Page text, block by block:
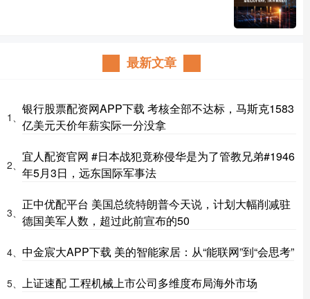
最新文章
1、
银行股票配资网APP下载 考核全部不达标，马斯克1583
亿美元天价年薪实际一分没拿
2、
宜人配资官网 #日本战犯竟称侵华是为了管教兄弟#1946
年5月3日，远东国际军事法
3、
正中优配平台 美国总统特朗普今天说，计划大幅削减驻
德国美军人数，超过此前宣布的50
4、 中金宸大APP下载 美的智能家居：从“能联网”到“会思考”
5、 上证速配 工程机械上市公司多维度布局海外市场